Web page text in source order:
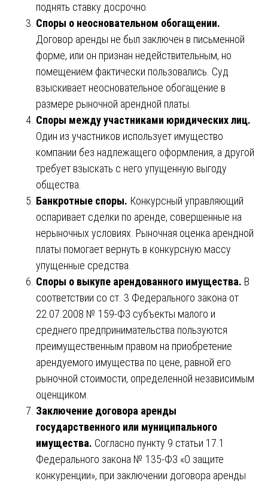
поднять ставку досрочно.
Споры о неосновательном обогащении.
Договор аренды не был заключен в письменной
форме, или он признан недействительным, но
помещением фактически пользовались. Суд
взыскивает неосновательное обогащение в
размере рыночной арендной платы.
Споры между участниками юридических лиц.
Один из участников использует имущество
компании без надлежащего оформления, а другой
требует взыскать с него упущенную выгоду
общества.
Банкротные споры. Конкурсный управляющий
оспаривает сделки по аренде, совершенные на
нерыночных условиях. Рыночная оценка арендной
платы помогает вернуть в конкурсную массу
упущенные средства.
Споры о выкупе арендованного имущества. В
соответствии со ст. 3 Федерального закона от
22.07.2008 № 159-ФЗ субъекты малого и
среднего предпринимательства пользуются
преимущественным правом на приобретение
арендуемого имущества по цене, равной его
рыночной стоимости, определенной независимым
оценщиком.
Заключение договора аренды
государственного или муниципального
имущества. Согласно пункту 9 статьи 17.1
Федерального закона № 135-ФЗ «О защите
конкуренции», при заключении договора аренды